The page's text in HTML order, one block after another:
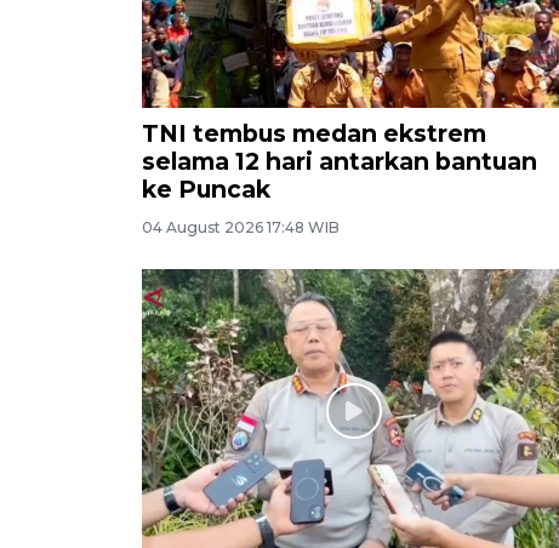
TNI tembus medan ekstrem
selama 12 hari antarkan bantuan
ke Puncak
04 August 2026 17:48 WIB